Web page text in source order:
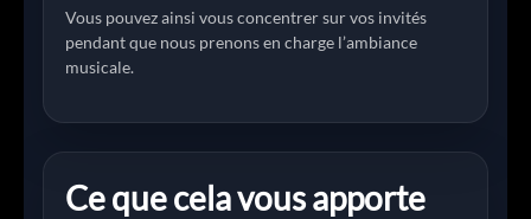
Vous pouvez ainsi vous concentrer sur vos invités
pendant que nous prenons en charge l’ambiance
musicale.
Ce que cela vous apporte